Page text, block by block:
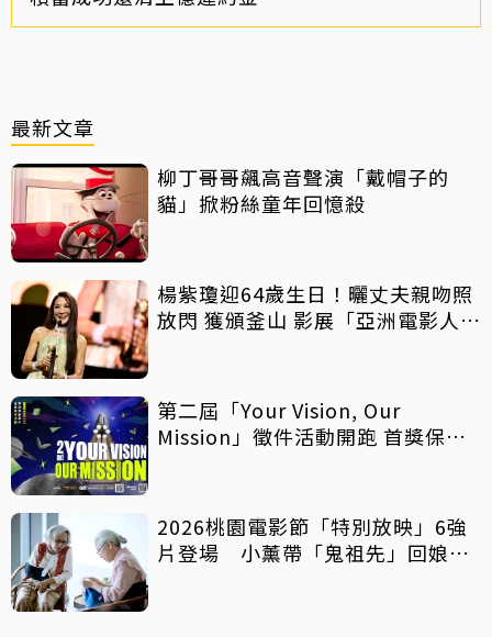
最新文章
柳丁哥哥飆高音聲演「戴帽子的
貓」掀粉絲童年回憶殺
楊紫瓊迎64歲生日！曬丈夫親吻照
放閃 獲頒釜山 影展「亞洲電影人
第二屆「Your Vision, Our
Mission」徵件活動開跑 首獎保證
2026桃園電影節「特別放映」6強
片登場 小薰帶「鬼祖先」回娘